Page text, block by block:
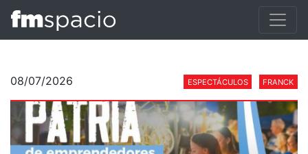
08/07/2026 ESPECTÁCULOS FRANCK